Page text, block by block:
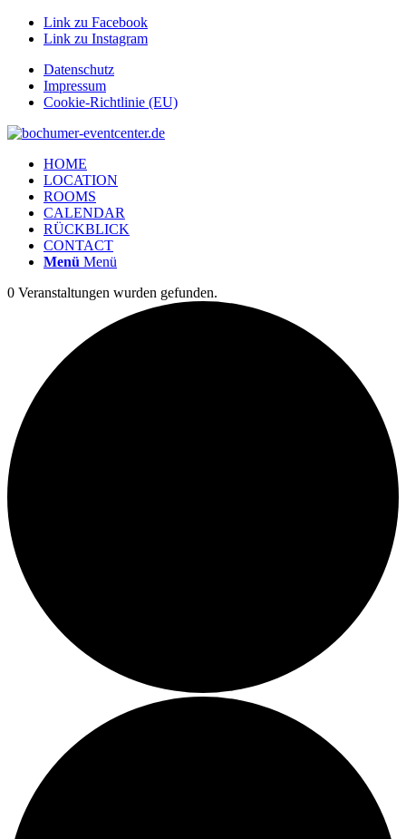
Link zu Facebook
Link zu Instagram
Datenschutz
Impressum
Cookie-Richtlinie (EU)
HOME
LOCATION
ROOMS
CALENDAR
RÜCKBLICK
CONTACT
Menü Menü
0 Veranstaltungen wurden gefunden.